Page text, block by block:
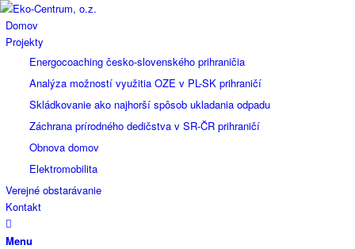
Domov
Projekty
Energocoaching česko-slovenského prihraničia
Analýza možností využitia OZE v PL-SK prihraničí
Skládkovanie ako najhorší spôsob ukladania odpadu
Záchrana prírodného dedičstva v SR-ČR prihraničí
Obnova domov
Elektromobilita
Verejné obstarávanie
Kontakt
Menu